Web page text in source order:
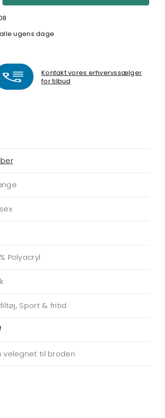
ugens dage
Kontakt vores erhvervssælger
for tilbud
Polyacryl
Sport & fritid
velegnet til broderi